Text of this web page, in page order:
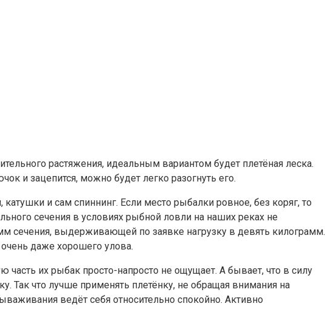
растяжения, идеальным вариантом будет плетёная леска.
и зацепится, можно будет легко разогнуть его.
и сам спиннинг. Если место рыбалки ровное, без коряг, то
сечения в условиях рыбной ловли на наших реках не
сечения, выдерживающей по заявке нагрузку в девять килограмм.
даже хорошего улова.
их рыбак просто-напросто не ощущает. А бывает, что в силу
Так что лучше применять плетёнку, не обращая внимания на
ведёт себя относительно спокойно. Активно